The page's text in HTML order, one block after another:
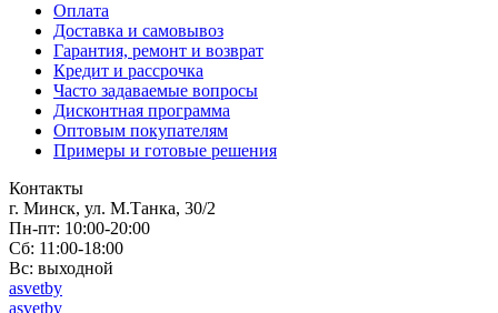
Оплата
Доставка и самовывоз
Гарантия, ремонт и возврат
Кредит и рассрочка
Часто задаваемые вопросы
Дисконтная программа
Оптовым покупателям
Примеры и готовые решения
Контакты
г. Минск, ул. М.Танка, 30/2
Пн-пт: 10:00-20:00
Сб: 11:00-18:00
Вс: выходной
asvetby
asvetby